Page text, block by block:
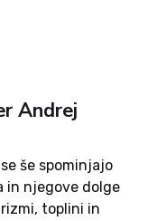
Andrej
še spominjajo
in njegove dolge
toplini in